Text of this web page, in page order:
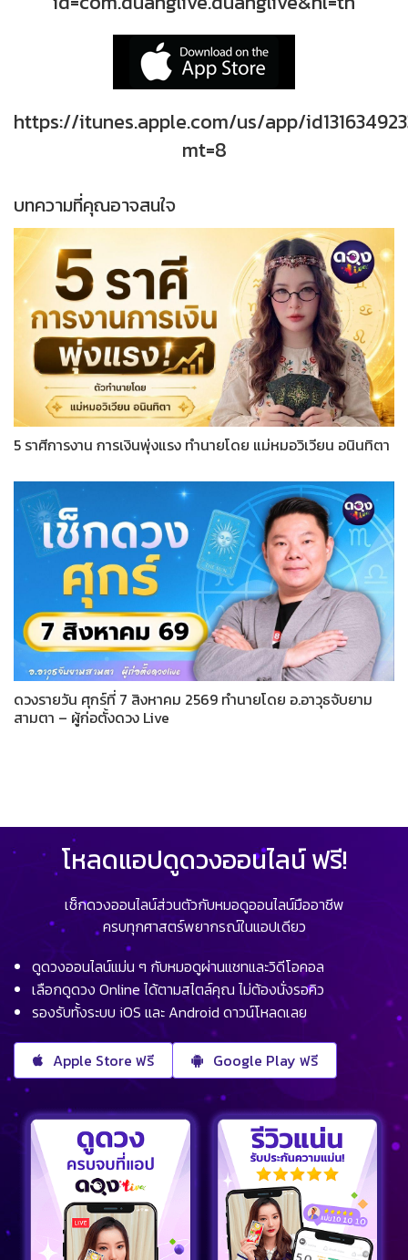
https://itunes.apple.com/us/app/
mt=8
บทความที่คุณอาจสนใจ
5 ราศีการงาน การเงินพุ่งแรง ทำนายโดย แม่หมอวิเวียน อนินทิตา
ดวงรายวัน ศุกร์ที่ 7 สิงหาคม 2569 ทำนายโดย อ.อาวุธจับยาม
สามตา – ผู้ก่อตั้งดวง Live
โหลดแอปดูดวงออนไลน์ ฟรี!
เช็กดวงออนไลน์ส่วนตัวกับหมอดูออนไลน์มืออาชีพ
ครบทุกศาสตร์พยากรณ์ในแอปเดียว
ดูดวงออนไลน์แม่น ๆ กับหมอดูผ่านแชทและวิดีโอคอล
เลือกดูดวง Online ได้ตามสไตล์คุณ ไม่ต้องนั่งรอคิว
รองรับทั้งระบบ iOS และ Android ดาวน์โหลดเลย
Apple Store ฟรี Google Play ฟรี